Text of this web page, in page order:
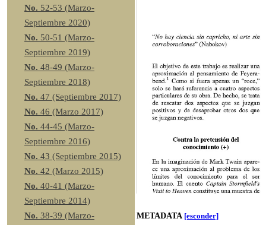
No. 52-53 (Marzo-
Septiembre 2020)
No. 50-51 (Marzo-
Septiembre 2019)
No. 48-49 (Marzo-
Septiembre 2018)
No. 47 (Septiembre 2017)
No. 46 (Marzo 2017)
No. 44-45 (Marzo-
Septiembre 2016)
No. 43 (Septiembre 2015)
No. 42 (Marzo 2015)
No. 40-41 (Marzo-
Septiembre 2014)
No. 38-39 (Marzo-
METADATA [esconder]